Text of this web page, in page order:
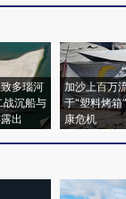
多瑙河
战沉船与
出
加沙上百万
于“塑料烤箱
康危机